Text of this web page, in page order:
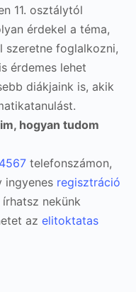
11. osztálytól
érdekel a téma,
szeretne foglalkozni,
érdemes lehet
diákjaink is, akik
hogyan tudom
telefonszámon,
ingyenes regisztráció
nekünk
az elitoktatas